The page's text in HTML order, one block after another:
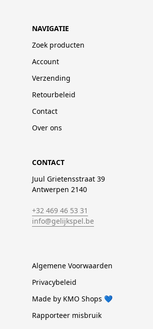
NAVIGATIE
Zoek producten
Account
Verzending
Retourbeleid
Contact
Over ons
CONTACT
Juul Grietensstraat 39
Antwerpen 2140
+32 469 46 53 31
info@gelijkspel.be
Algemene Voorwaarden
Privacybeleid
Made by KMO Shops 💙
Rapporteer misbruik